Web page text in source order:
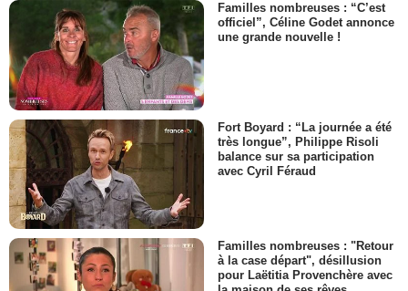
Familles nombreuses : “C’est
officiel”, Céline Godet annonce
une grande nouvelle !
Fort Boyard : “La journée a été
très longue”, Philippe Risoli
balance sur sa participation
avec Cyril Féraud
Familles nombreuses : "Retour
à la case départ", désillusion
pour Laëtitia Provenchère avec